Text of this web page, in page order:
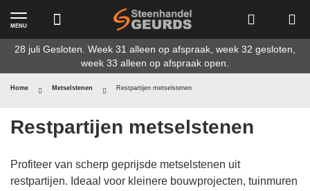
Ga
de
inhoud
28 juli Gesloten. Week 31 alleen op afspraak, week 32 gesloten,
week 33 alleen op afspraak open.
MENU
Home Metselstenen Restpartijen metselstenen
Restpartijen metselstenen
Profiteer van scherp geprijsde metselstenen uit
restpartijen. Ideaal voor kleinere bouwprojecten, tuinmuren